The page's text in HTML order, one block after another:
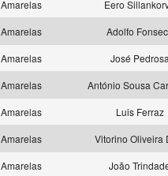
Amarelas
Eero
Amarelas
Adolfo
Amarelas
José
Amarelas
António Sousa
Amarelas
Luis Ferraz
Amarelas
Vitorino Oliveira
Amarelas
João